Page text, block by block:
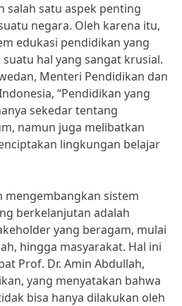
salah satu aspek penting
negara. Oleh karena itu,
edukasi pendidikan yang
hal yang sangat krusial.
Menteri Pendidikan dan
“Pendidikan yang
sekedar tentang
namun juga melibatkan
lingkungan belajar
mengembangkan sistem
berkelanjutan adalah
yang beragam, mulai
hingga masyarakat. Hal ini
Prof. Dr. Amin Abdullah,
yang menyatakan bahwa
bisa hanya dilakukan oleh